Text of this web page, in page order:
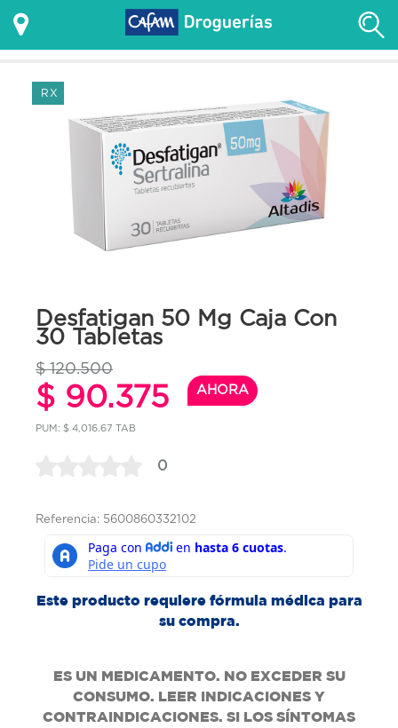
RX
Desfatigan 50 Mg Caja Con
30 Tabletas
$ 120.500
$ 90.375 AHORA
PUM: $ 4,016.67 TAB
0
Referencia: 5600860332102
Este producto requiere fórmula médica para
su compra.
ES UN MEDICAMENTO. NO EXCEDER SU
CONSUMO. LEER INDICACIONES Y
CONTRAINDICACIONES. SI LOS SÍNTOMAS